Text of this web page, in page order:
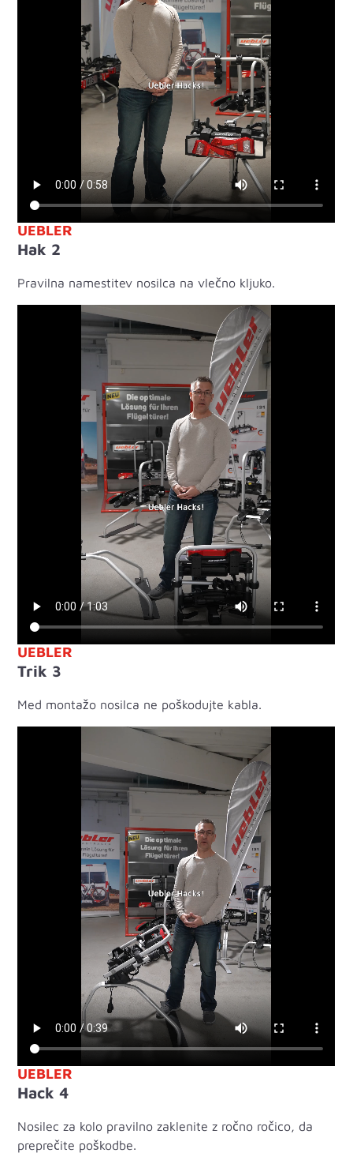
UEBLER
Hak 2
Pravilna namestitev nosilca na vlečno kljuko.
UEBLER
Trik 3
Med montažo nosilca ne poškodujte kabla.
UEBLER
Hack 4
Nosilec za kolo pravilno zaklenite z ročno ročico, da
preprečite poškodbe.